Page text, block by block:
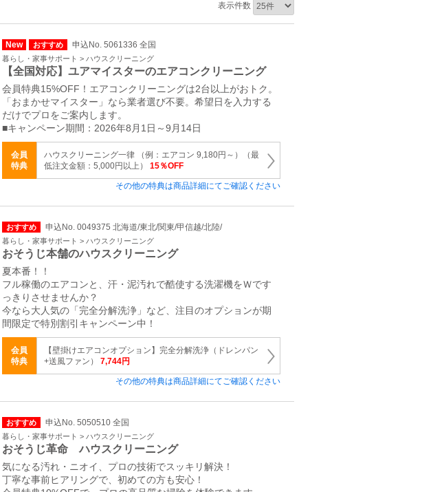
表示件数
New おすすめ 申込No. 5061336 全国
暮らし・家事サポート > ハウスクリーニング
【全国対応】ユアマイスターのエアコンクリーニング
会員特典15%OFF！エアコンクリーニングは2台以上がおトク。
「おまかせマイスター」なら業者選び不要。希望日を入力する
だけでプロをご案内します。
■キャンペーン期間：2026年8月1日～9月14日
会員
特典
ハウスクリーニング一律 （例：エアコン 9,180円～）（最
低注文金額：5,000円以上） 15％OFF
その他の特典は商品詳細にてご確認ください
おすすめ 申込No. 0049375 北海道/東北/関東/甲信越/北陸/
暮らし・家事サポート > ハウスクリーニング
おそうじ本舗のハウスクリーニング
夏本番！！
フル稼働のエアコンと、汗・泥汚れで酷使する洗濯機をＷです
っきりさせませんか？
今なら大人気の「完全分解洗浄」など、注目のオプションが期
間限定で特別割引キャンペーン中！
会員
特典
【壁掛けエアコンオプション】完全分解洗浄（ドレンパン
+送風ファン） 7,744円
その他の特典は商品詳細にてご確認ください
おすすめ 申込No. 5050510 全国
暮らし・家事サポート > ハウスクリーニング
おそうじ革命 ハウスクリーニング
気になる汚れ・ニオイ、プロの技術でスッキリ解決！
丁寧な事前ヒアリングで、初めての方も安心！